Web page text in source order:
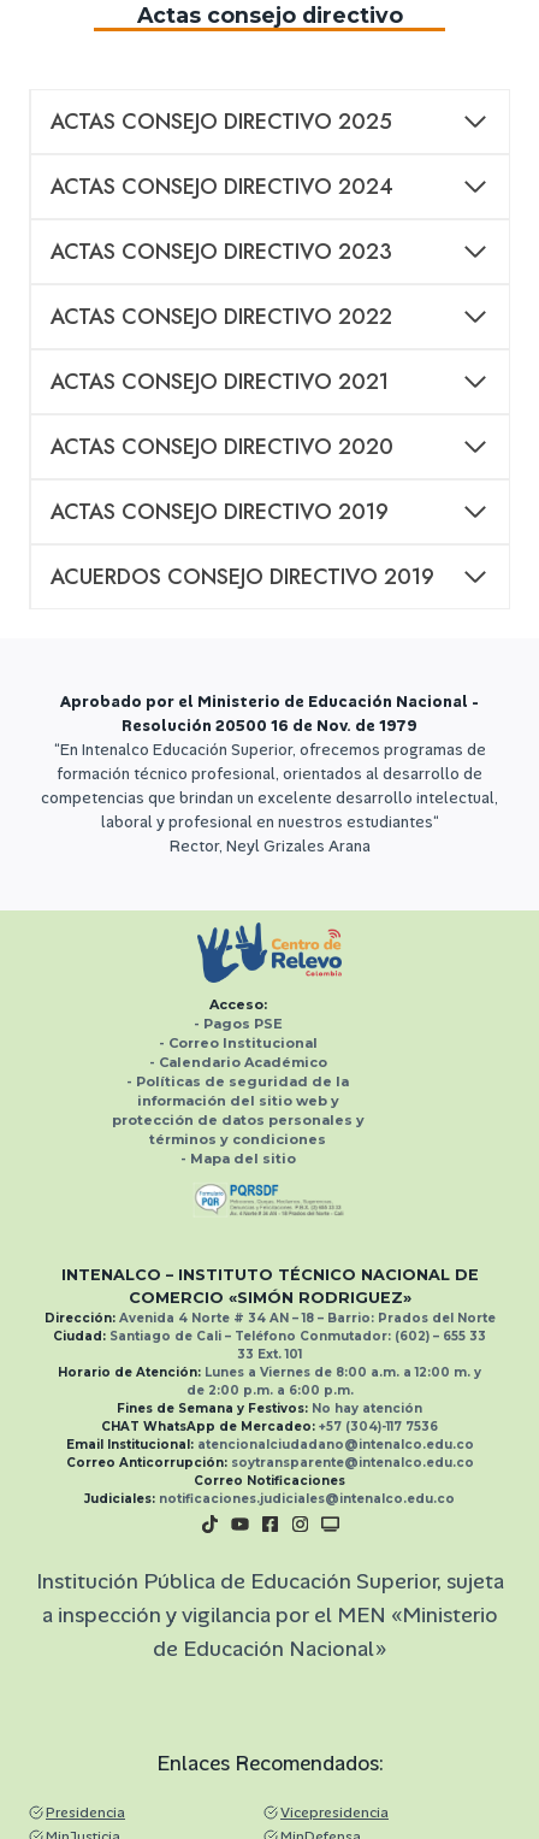
Actas consejo directivo
ACTAS CONSEJO DIRECTIVO 2025
ACTAS CONSEJO DIRECTIVO 2024
ACTAS CONSEJO DIRECTIVO 2023
ACTAS CONSEJO DIRECTIVO 2022
ACTAS CONSEJO DIRECTIVO 2021
ACTAS CONSEJO DIRECTIVO 2020
ACTAS CONSEJO DIRECTIVO 2019
ACUERDOS CONSEJO DIRECTIVO 2019
Aprobado por el Ministerio de Educación Nacional -
Resolución 20500 16 de Nov. de 1979
“En Intenalco Educación Superior, ofrecemos programas de
formación técnico profesional, orientados al desarrollo de
competencias que brindan un excelente desarrollo intelectual,
laboral y profesional en nuestros estudiantes“
Rector, Neyl Grizales Arana
Acceso:
- Pagos PSE
- Correo Institucional
- Calendario Académico
- Políticas de seguridad de la
información del sitio web y
protección de datos personales y
términos y condiciones
- Mapa del sitio
INTENALCO – INSTITUTO TÉCNICO NACIONAL DE
COMERCIO «SIMÓN RODRIGUEZ»
Dirección:Avenida 4 Norte # 34 AN – 18 – Barrio: Prados del Norte
Ciudad: Santiago de Cali – Teléfono Conmutador: (602) – 655 33
33 Ext.101
Horario de Atención: Lunes a Viernes de 8:00 a.m. a 12:00 m. y
de 2:00 p.m. a 6:00 p.m.
Fines de Semana y Festivos: No hay atención
CHAT WhatsApp de Mercadeo: +57 (304)-117 7536
Email Institucional: atencionalciudadano@intenalco.edu.co
Correo Anticorrupción: soytransparente@intenalco.edu.co
Correo Notificaciones
Judiciales: notificaciones.judiciales@intenalco.edu.co
Institución Pública de Educación Superior, sujeta
a inspección y vigilancia por el MEN «Ministerio
de Educación Nacional»
Enlaces Recomendados:
Presidencia
Vicepresidencia